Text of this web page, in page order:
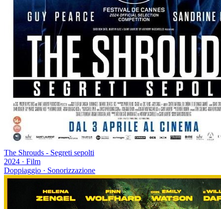
The Shrouds - Segreti sepolti
2024 · Film
Doppiaggio · Sonorizzazione